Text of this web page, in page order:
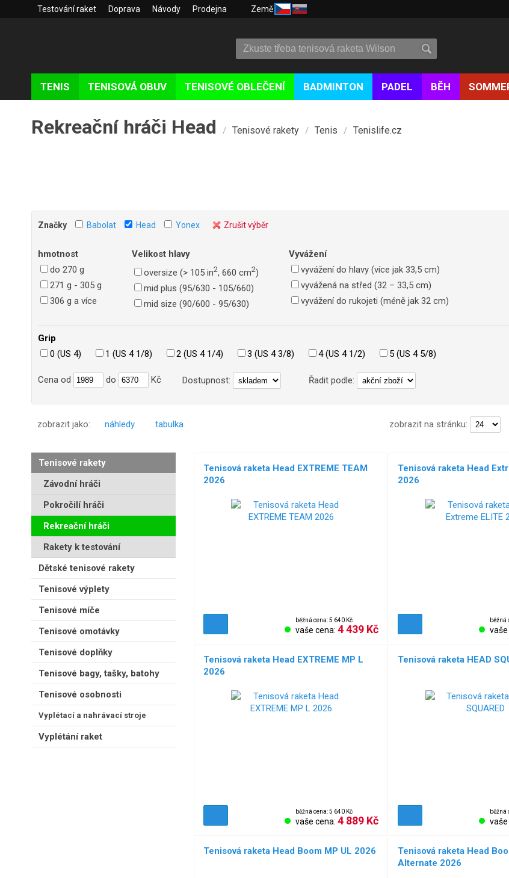
Testování raket Doprava Návody Prodejna Země
TENIS TENISOVÁ OBUV TENISOVÉ OBLEČENÍ BADMINTON PADEL BĚH
Rekreační hráči Head / Tenisové rakety / Tenis / Tenislife.cz
Značky Babolat Head Yonex Zrušit výběr
hmotnost
do 270 g
271 g - 305 g
306 g a více
Velikost hlavy
oversize (> 105 in2, 660 cm2)
mid plus (95/630 - 105/660)
mid size (90/600 - 95/630)
Vyvážení
vyvážení do hlavy (více jak 33,5 cm)
vyvážená na střed (32 – 33,5 cm)
vyvážení do rukojeti (méně jak 32 cm)
Grip
0 (US 4)
1 (US 4 1/8) 2 (US 4 1/4) 3 (US 4 3/8) 4 (US 4 1/2) 5 (US 4 5/8)
Cena od do Kč Dostupnost: Řadit podle:
zobrazit na stránku:
zobrazit jako: náhledy tabulka
Tenisové rakety
Závodní hráči
Pokročilí hráči
Rekreační hráči
Rakety k testování
Dětské tenisové rakety
Tenisové výplety
Tenisové míče
Tenisové omotávky
Tenisové doplňky
Tenisové bagy, tašky, batohy
Tenisové osobnosti
Vyplétací a nahrávací stroje
Vyplétání raket
Tenisová raketa Head EXTREME TEAM
2026
běžná cena: 5 640 Kč
vaše cena: 4 439 Kč
Tenisová raketa Head
2026
běžná
vaše
Tenisová raketa Head EXTREME MP L
2026
běžná cena: 5 640 Kč
vaše cena: 4 889 Kč
Tenisová raketa HEAD
běžná
vaše
Tenisová raketa Head Boom MP UL 2026
Tenisová raketa Head
Alternate 2026